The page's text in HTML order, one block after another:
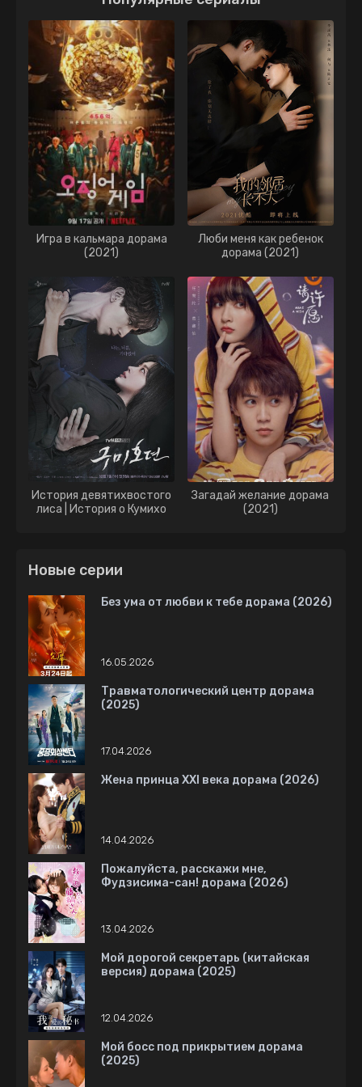
Игра в кальмара дорама
(2021)
Люби меня как ребенок
дорама (2021)
История девятихвостого
лиса | История о Кумихо
Загадай желание дорама
(2021)
Новые серии
Без ума от любви к тебе дорама (2026)
16.05.2026
Травматологический центр дорама
(2025)
17.04.2026
Жена принца XXI века дорама (2026)
14.04.2026
Пожалуйста, расскажи мне,
Фудзисима-сан! дорама (2026)
13.04.2026
Мой дорогой секретарь (китайская
версия) дорама (2025)
12.04.2026
Мой босс под прикрытием дорама
(2025)